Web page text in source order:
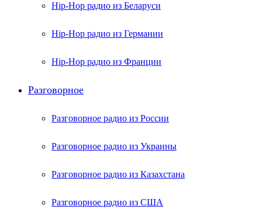
Hip-Hop радио из Беларуси
Hip-Hop радио из Германии
Hip-Hop радио из Франции
Разговорное
Разговорное радио из России
Разговорное радио из Украины
Разговорное радио из Казахстана
Разговорное радио из США